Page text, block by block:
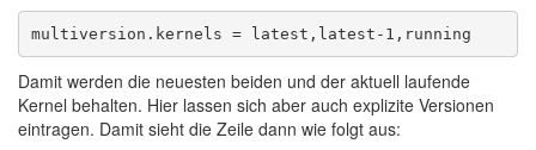
Damit werden die neuesten beiden und der aktuell laufende
Kernel behalten. Hier lassen sich aber auch explizite Versionen
eintragen. Damit sieht die Zeile dann wie folgt aus: